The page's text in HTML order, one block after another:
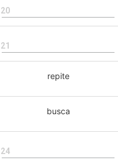
20
21
repite
busca
24